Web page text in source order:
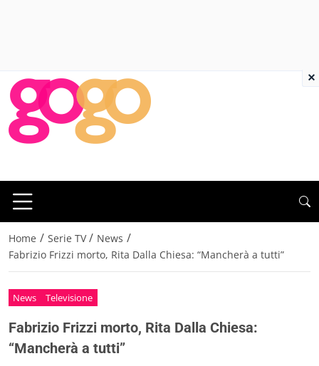
Home / Serie TV / News /
Fabrizio Frizzi morto, Rita Dalla Chiesa: “Mancherà a tutti”
News Televisione
Fabrizio Frizzi morto, Rita Dalla Chiesa:
“Mancherà a tutti”
×